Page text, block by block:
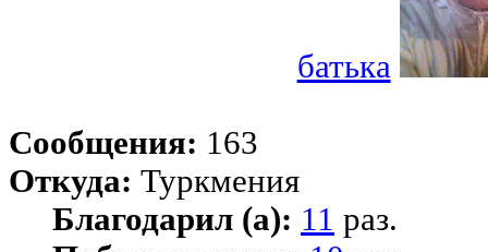
батька
Сообщения: 163
Откуда: Туркмения
Благодарил (а): 11 раз.